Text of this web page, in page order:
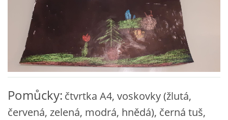
NOVINKY ZE ŠKOLSTVÍ 2025
ROČNÍ PLÁN - INSPIRACE /DLE NOVÉHO RVP PV 2025
VZDĚLÁVACÍ BLOK ZÁŘÍ
VZDĚLÁVACÍ BLOK ŘÍJEN
Pomůcky: čtvrtka A4, voskovky (žlutá,
červená, zelená, modrá, hnědá), černá tuš,